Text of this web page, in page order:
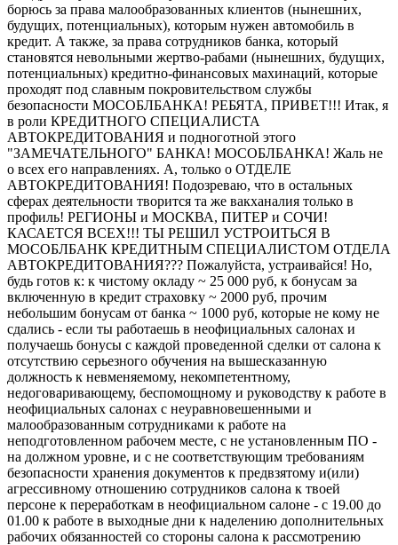
борюсь за права малообразованных клиентов (нынешних,
будущих, потенциальных), которым нужен автомобиль в
кредит. А также, за права сотрудников банка, который
становятся невольными жертво-рабами (нынешних, будущих,
потенциальных) кредитно-финансовых махинаций, которые
проходят под славным покровительством службы
безопасности МОСОБЛБАНКА! РЕБЯТА, ПРИВЕТ!!! Итак, я
в роли КРЕДИТНОГО СПЕЦИАЛИСТА
АВТОКРЕДИТОВАНИЯ и подноготной этого
"ЗАМЕЧАТЕЛЬНОГО" БАНКА! МОСОБЛБАНКА! Жаль не
о всех его направлениях. А, только о ОТДЕЛЕ
АВТОКРЕДИТОВАНИЯ! Подозреваю, что в остальных
сферах деятельности творится та же вакханалия только в
профиль! РЕГИОНЫ и МОСКВА, ПИТЕР и СОЧИ!
КАСАЕТСЯ ВСЕХ!!! ТЫ РЕШИЛ УСТРОИТЬСЯ В
МОСОБЛБАНК КРЕДИТНЫМ СПЕЦИАЛИСТОМ ОТДЕЛА
АВТОКРЕДИТОВАНИЯ??? Пожалуйста, устраивайся! Но,
будь готов к: к чистому окладу ~ 25 000 руб, к бонусам за
включенную в кредит страховку ~ 2000 руб, прочим
небольшим бонусам от банка ~ 1000 руб, которые не кому не
сдались - если ты работаешь в неофициальных салонах и
получаешь бонусы с каждой проведенной сделки от салона к
отсутствию серьезного обучения на вышесказанную
должность к невменяемому, некомпетентному,
недоговаривающему, беспомощному и руководству к работе в
неофициальных салонах с неуравновешенными и
малообразованным сотрудниками к работе на
неподготовленном рабочем месте, с не установленным ПО -
на должном уровне, и с не соответствующим требованиям
безопасности хранения документов к предвзятому и(или)
агрессивному отношению сотрудников салона к твоей
персоне к переработкам в неофициальном салоне - с 19.00 до
01.00 к работе в выходные дни к наделению дополнительных
рабочих обязанностей со стороны салона к рассмотрению